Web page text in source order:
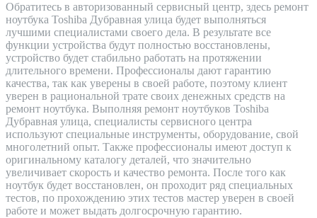
Обратитесь в авторизованный сервисный центр, здесь ремонт
ноутбука Toshiba Дубравная улица будет выполняться
лучшими специалистами своего дела. В результате все
функции устройства будут полностью восстановлены,
устройство будет стабильно работать на протяжении
длительного времени. Профессионалы дают гарантию
качества, так как уверены в своей работе, поэтому клиент
уверен в рациональной трате своих денежных средств на
ремонт ноутбука. Выполняя ремонт ноутбуков Toshiba
Дубравная улица, специалисты сервисного центра
используют специальные инструменты, оборудование, свой
многолетний опыт. Также профессионалы имеют доступ к
оригинальному каталогу деталей, что значительно
увеличивает скорость и качество ремонта. После того как
ноутбук будет восстановлен, он проходит ряд специальных
тестов, по прохождению этих тестов мастер уверен в своей
работе и может выдать долгосрочную гарантию.